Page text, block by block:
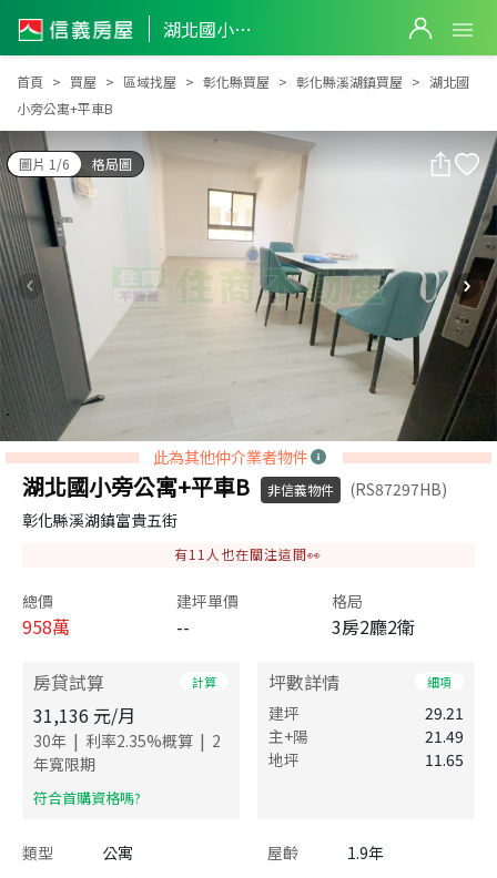
湖北國小旁公寓+平車B
湖北國小旁公寓+平車B
首頁 買屋 區域找屋 彰化縣買屋 彰化縣溪湖鎮買屋
湖北國
小旁公寓+平車B
圖片 1/6 格局圖
此為其他仲介業者物件
湖北國小旁公寓+平車B 非信義物件
(RS87297HB)
彰化縣溪湖鎮富貴五街
有11 人也在關注這間👀
總價
958萬
建坪單價
--
格局
3房2廳2衛
房貸試算 計算
31,136 元/月
30年 | 利率2.35%概算 | 2
年寬限期
​符合首購資格嗎?
坪數詳情 細項
建坪
29.21
主+陽
21.49
地坪
11.65
類型 公寓 屋齡
1.9年